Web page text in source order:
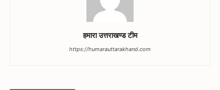
हमारा उत्तराखण्ड टीम
https://humarauttarakhand.com